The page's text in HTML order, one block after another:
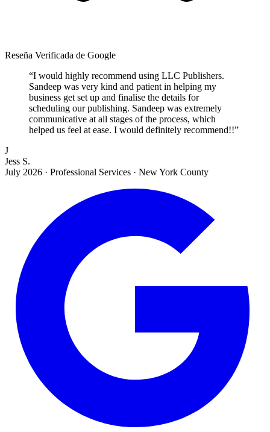
Reseña Verificada de Google
“I would highly recommend using LLC Publishers.
Sandeep was very kind and patient in helping my
business get set up and finalise the details for
scheduling our publishing. Sandeep was extremely
communicative at all stages of the process, which
helped us feel at ease. I would definitely recommend!!”
J
Jess S.
July 2026 · Professional Services · New York County